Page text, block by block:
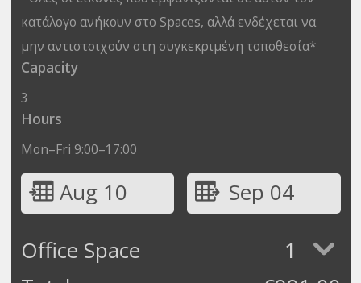
κατάλογο ανήκουν στο Spaces, αλλά ενδέχεται να
μην αντιστοιχούν στη συγκεκριμένη τοποθεσία*
Capacity
3
Hours
Mon–Fri 9:00–17:00
Aug 10
Sep 04
Office Space
1